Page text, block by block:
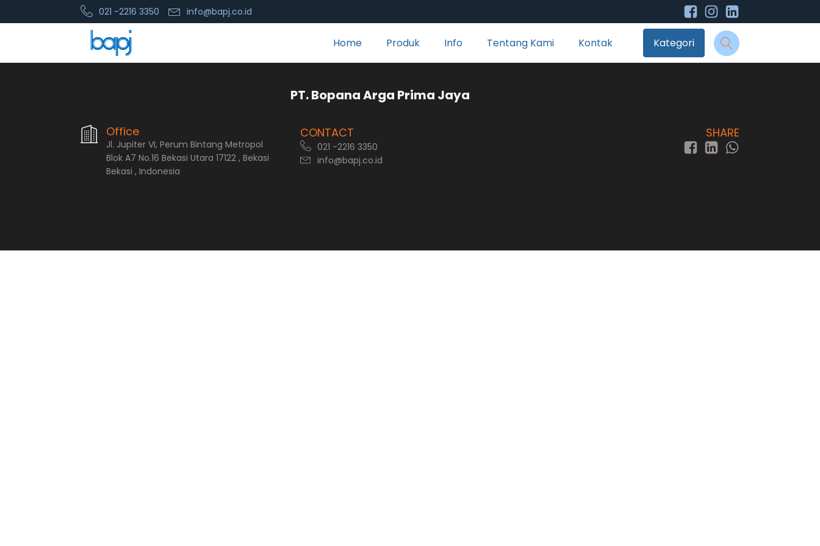
021 -2216 3350 info@bapj.co.id
Home Produk Info Tentang Kami Kontak Kategori
PT. Bopana Arga Prima Jaya
Office
Jl. Jupiter VI, Perum Bintang Metropol
Blok A7 No.16 Bekasi Utara 17122 , Bekasi
Bekasi , Indonesia
CONTACT
021 -2216 3350
info@bapj.co.id
SHARE